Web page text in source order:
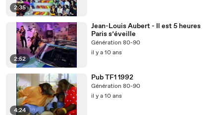
2:35
2:52
Jean-Louis Aubert - Il est 5 heures
Paris s’éveille
Génération 80-90
il y a 10 ans
4:24
Pub TF1 1992
Génération 80-90
il y a 10 ans